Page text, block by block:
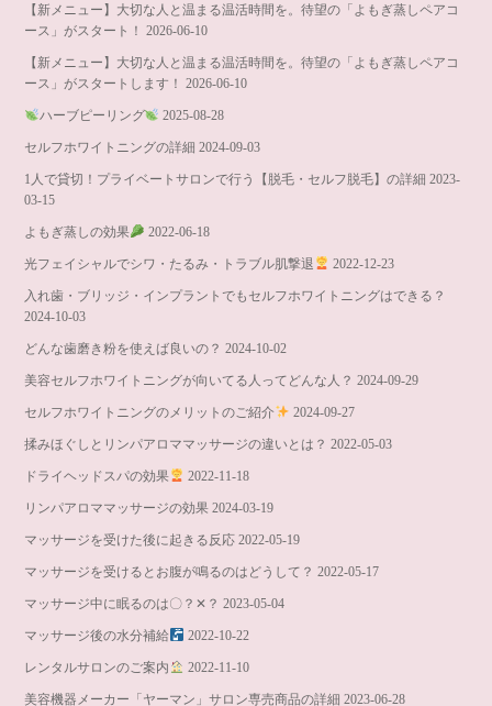
【新メニュー】大切な人と温まる温活時間を。待望の「よもぎ蒸しペアコ
ース」がスタート！ 2026-06-10
【新メニュー】大切な人と温まる温活時間を。待望の「よもぎ蒸しペアコ
ース」がスタートします！ 2026-06-10
ハーブピーリング 2025-08-28
セルフホワイトニングの詳細 2024-09-03
1人で貸切！プライベートサロンで行う【脱毛・セルフ脱毛】の詳細 2023-
03-15
よもぎ蒸しの効果 2022-06-18
光フェイシャルでシワ・たるみ・トラブル肌撃退 2022-12-23
入れ歯・ブリッジ・インプラントでもセルフホワイトニングはできる？
2024-10-03
どんな歯磨き粉を使えば良いの？ 2024-10-02
美容セルフホワイトニングが向いてる人ってどんな人？ 2024-09-29
セルフホワイトニングのメリットのご紹介 2024-09-27
揉みほぐしとリンパアロママッサージの違いとは？ 2022-05-03
ドライヘッドスパの効果 2022-11-18
リンパアロママッサージの効果 2024-03-19
マッサージを受けた後に起きる反応 2022-05-19
マッサージを受けるとお腹が鳴るのはどうして？ 2022-05-17
マッサージ中に眠るのは〇？✕？ 2023-05-04
マッサージ後の水分補給 2022-10-22
レンタルサロンのご案内 2022-11-10
美容機器メーカー「ヤーマン」サロン専売商品の詳細 2023-06-28